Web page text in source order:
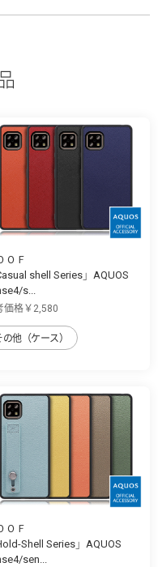
ＯＦ
shell Series」AQUOS
s...
価格￥2,580
の他（ケース）
ＯＦ
Shell Series」AQUOS
sen...